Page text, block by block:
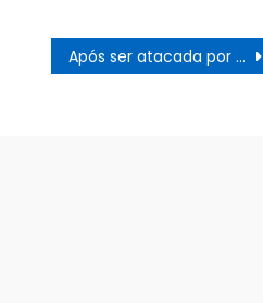
Após ser atacada por porco, mulher pede doações de alimentos para seus 4 filhos em Petrolina/PE